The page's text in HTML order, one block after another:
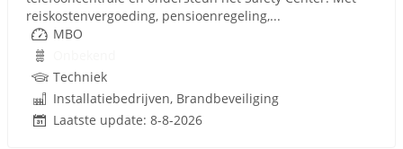
reiskostenvergoeding, pensioenregeling,...
MBO
Techniek
Installatiebedrijven, Brandbeveiliging
Laatste update: 8-8-2026